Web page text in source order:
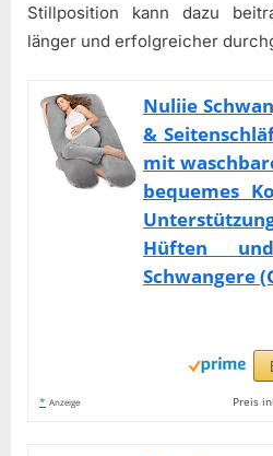
Stillposition kann dazu
länger und erfolgreicher
Nuliie
&
mit
bequemes
Hüften
Schwangere
* Anzeige Preis